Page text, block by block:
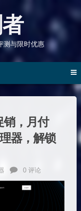
测与限时优惠
，月付
器，解锁
0 评论